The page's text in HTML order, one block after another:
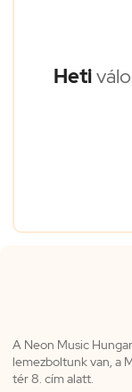
Heti
A Neon Music
lemezboltunk van, a
tér 8. cím alatt.